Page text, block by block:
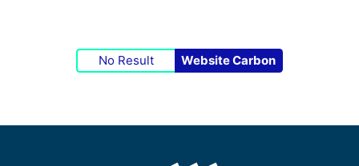
No Result Website Carbon